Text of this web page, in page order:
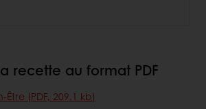
recette au format PDF
(PDF, 209.1 kb)